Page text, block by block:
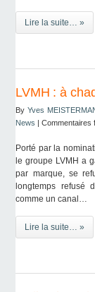
Lire la suite… »
LVMH : à
ByYves
News |Commentaires
Porté par la
le groupe LVMH a
par marque, se
longtemps refusé
comme un canal…
Lire la suite… »